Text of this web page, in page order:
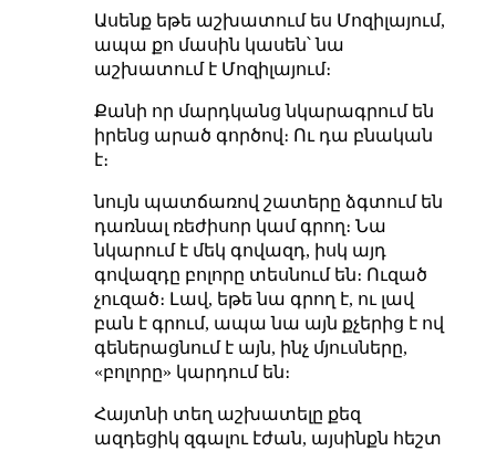
Ասենք եթե աշխատում ես Մոզիլայում,
ապա քո մասին կասեն՝ նա
աշխատում է Մոզիլայում։
Քանի որ մարդկանց նկարագրում են
իրենց արած գործով։ Ու դա բնական
է։
նույն պատճառով շատերը ձգտում են
դառնալ ռեժիսոր կամ գրող։ Նա
նկարում է մեկ գովազդ, իսկ այդ
գովազդը բոլորը տեսնում են։ Ուզած
չուզած։ Լավ, եթե նա գրող է, ու լավ
բան է գրում, ապա նա այն քչերից է ով
գեներացնում է այն, ինչ մյուսները,
«բոլորը» կարդում են։
Հայտնի տեղ աշխատելը քեզ
ազդեցիկ զգալու էժան, այսինքն հեշտ